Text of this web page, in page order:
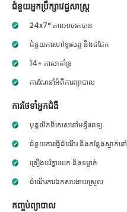
ជំនួយអ្នកប្រឹក្សាវេជ្ជសាស្ត្រ
24x7* ភាពអាចរកបាន
ជំនួយការហៅទូរសព្ទ និងជជែក
14+ ភាសាគាំទ្រ
ការណែនាំអំពីការព្យាបាល
ការថែទាំអ្នកជំងឺ
បុគ្គលិកពិសេសនៅមន្ទីរពេទ្យ
ជំនួយការធ្វើដំណើរ និងកន្លែងស្នាក់នៅ
គ្រឿងបរិក្ខារយក និងទម្លាក់
ដំណើរការឯកសារងាយស្រួល
កញ្ចប់ព្យាបាល